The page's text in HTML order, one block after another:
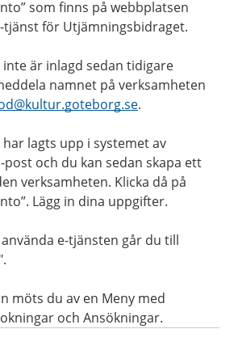
som finns på webbplatsen
tjänst för Utjämningsbidraget.
är inlagd sedan tidigare
namnet på verksamheten
.
lagts upp i systemet av
och du kan sedan skapa ett
verksamheten. Klicka då på
Lägg in dina uppgifter.
e-tjänsten går du till
möts du av en Meny med
och Ansökningar.